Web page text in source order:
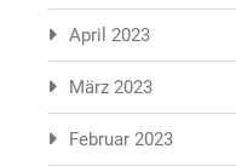
April 2023
März 2023
Februar 2023